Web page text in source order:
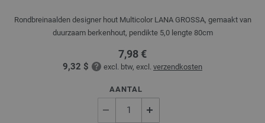
Rondbreinaalden designer hout Multicolor LANA GROSSA, gemaakt van
duurzaam berkenhout, pendikte 5,0 lengte 80cm
7,98 €
9,32 $ excl. btw, excl. verzendkosten
AANTAL